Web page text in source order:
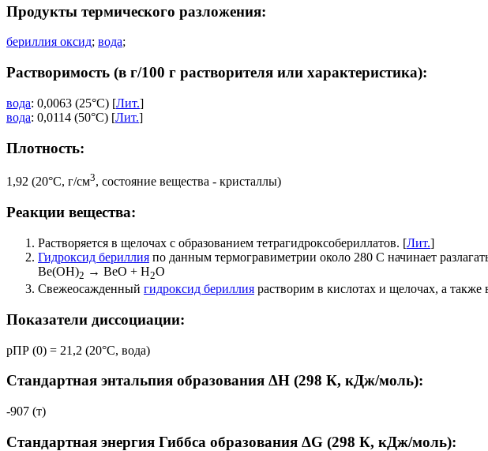
Продукты термического разложения:
бериллия оксид; вода;
Растворимость (в г/100 г растворителя или характеристика):
вода: 0,0063 (25°C) [Лит.]
вода: 0,0114 (50°C) [Лит.]
Плотность:
1,92 (20°C, г/см3, состояние вещества - кристаллы)
Реакции вещества:
Растворяется в щелочах с образованием тетрагидроксобериллатов. [Лит.]
Гидроксид бериллия по данным термогравиметрии около 280 С начинает
Be(OH)2 → BeO + H2O
Свежеосажденный гидроксид бериллия растворим в кислотах и щелочах, а также
Показатели диссоциации:
pПР (0) = 21,2 (20°C, вода)
Стандартная энтальпия образования ΔH (298 К, кДж/моль):
-907 (т)
Стандартная энергия Гиббса образования ΔG (298 К, кДж/моль):